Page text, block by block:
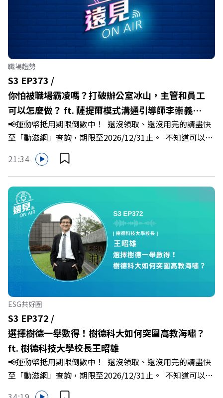
職場趨勢
S3 EP373 /
你怕被職場霸凌嗎？打破辦公室冰山，主管和員工
可以怎麼做？ ft. 薩提爾模式溝通引導師李崇義、
謝佳芸
📢運動幣抵用期限倒數中！ 還沒領取、還沒用完的請盡快
至「動滋網」查詢，期限至2026/12/31止。 不知道可以在
哪裡使用嗎？ 上「動滋網」【合作店家】專區，全台五千
多家合作業者任你選，馬上來找適用地點！ ➡️
https://fstry.pse.is/9epct2 —— 以上為 FMTaiwan 與
Firstory Podcast 廣告 —— 你常在職場中感到焦慮、害怕
犯錯，甚至覺得自己正遭受不友善的對待或霸凌嗎？當工作
中的人際摩擦、怕輸怕失敗的緊繃感成為日常，我們不能只
是委屈討好或一味逃避，更需要學會看透人際互動底層的
「職場冰山」。 本集《遠見 ON AIR》邀請到薩提爾模式溝
通引導師、天下文化新書《透視職場冰山》作者李崇義與謝
佳芸老師，帶你透過「冰山理論」拆解職場上的對立與衝
突，學會用「好奇」代替「批判」。即使在變動快速的AI時
代，也能幫自己打造不被成敗輕易定義的強韌自我。 🔺 職
場衝突與霸凌從何而來？🔺 如何用「冰山對話」看穿主管
焦慮，將對立化為合作？🔺 怎麼做到「好奇少一點、批判
少一點」？🔺 面對AI時代的職涯焦慮，如何把自我價值打
分權拿回手裡？ +++++📓《透視職場冰山》新書介紹
>>>https://bookzone.cwgv.com.tw/book/BWL108🎂歡
慶遠見40歲生日！手速搶下破天荒的獨家優惠
>>>https://gvmkt.pse.is/9e5pbz✨關注《遠見》更多的社
21:34
ESG共好圈
S3 EP372 /
選擇樹德一舉數得！樹德科大如何突圍高教海嘯？
ft. 樹德科技大學校長王昭雄
📢運動幣抵用期限倒數中！ 還沒領取、還沒用完的請盡快
至「動滋網」查詢，期限至2026/12/31止。 不知道可以在
哪裡使用嗎？ 上「動滋網」【合作店家】專區，全台五千